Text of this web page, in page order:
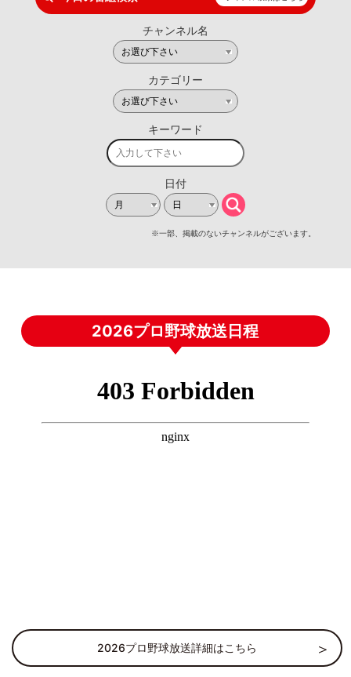
2026プロ野球放送日程
2026プロ野球放送詳細はこちら